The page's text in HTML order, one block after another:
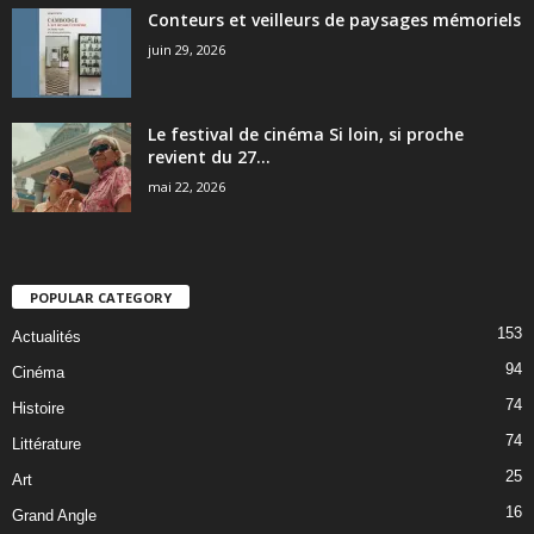
Conteurs et veilleurs de paysages mémoriels
juin 29, 2026
Le festival de cinéma Si loin, si proche
revient du 27...
mai 22, 2026
POPULAR CATEGORY
Actualités 153
Cinéma 94
Histoire 74
Littérature 74
Art 25
Grand Angle 16